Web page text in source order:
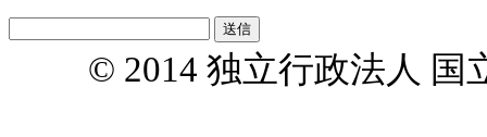
© 2014 独立行政法人 国